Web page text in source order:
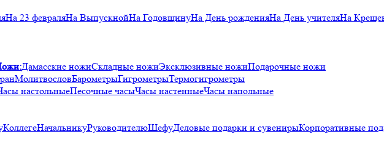
На 23 февраляНа ВыпускнойНа ГодовщинуНа День рожденияНа День учителяНа
Дамасские ножиСкладные ножиЭксклюзивные ножиПодарочные ножи
МолитвословБарометрыГигрометрыТермогигрометры
настольныеПесочные часыЧасы настенныеЧасы напольные
КоллегеНачальникуРуководителюШефуДеловые подарки и сувенирыКорпоративные